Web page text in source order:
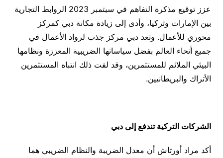
عزز توقيع مذكرة التفاهم في سبتمبر 2023 الروابط التجارية
بين الإمارات وتركيا، وأدى إلى زيادة مكانة دبي كمركز
محوري للأعمال. وتعد دبي مركز جذب لرواد الأعمال في
جميع أنحاء العالم بفضل سياساتها الضريبية المعززة ونظامها
البيئي الملائم للمستثمرين، وقد لفت ذلك انتباه المستثمرين
الأتراك والبريطانيين.
الشركات التركية تندفع إلى دبي
أكد مراد أورتاش أن معدل الضريبة والنظام الضريبي هما